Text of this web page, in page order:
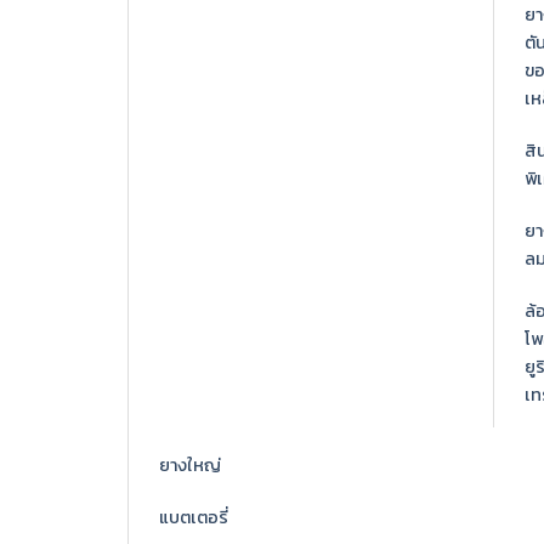
ย
ตัน
ข
เ
สิ
พิ
ย
ลม
ล้อ
โ
ยูริ
เ
ยางใหญ่
แบตเตอรี่